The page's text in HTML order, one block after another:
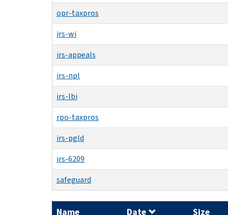
opr-taxpros
irs-wi
irs-appeals
irs-npl
irs-lbi
rpo-taxpros
irs-pgld
irs-6209
safeguard
Name Date Size